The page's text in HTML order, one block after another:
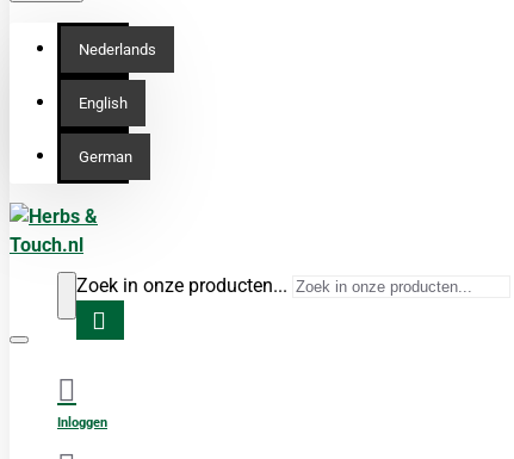
Nederlands
English
German
Zoek in onze producten...
Inloggen